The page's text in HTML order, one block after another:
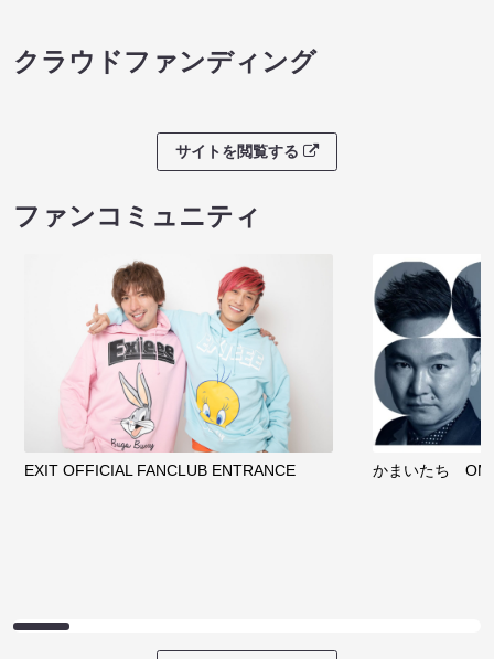
クラウドファンディング
サイトを閲覧する
ファンコミュニティ
EXIT OFFICIAL FANCLUB ENTRANCE かまいたち